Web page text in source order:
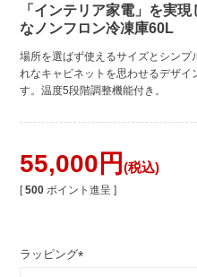
「インテリア家電」を実
なノンフロン冷凍庫60L
場所を選ばず使えるサイズとシン
れなキャビネットを思わせるデザイ
す。温度5段階調整機能付き。
55,000 税込
[ 500 ポイント進呈 ]
ラッピング